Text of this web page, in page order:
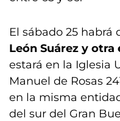
El sábado 25 habrá
León Suárez y otra
estará en la Iglesia
Manuel de Rosas
en la misma
del sur del Gran